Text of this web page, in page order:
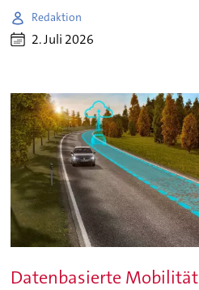
Redaktion
2. Juli 2026
Datenbasierte Mobilität